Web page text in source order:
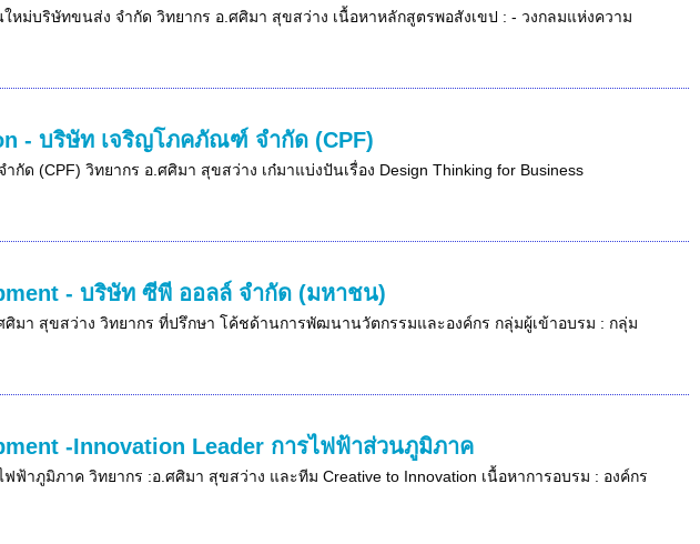
หม่บริษัทขนส่ง จำกัด วิทยากร อ.ศศิมา สุขสว่าง เนื้อหาหลักสูตรพอสังเขป : - วงกลมแห่งความ
- บริษัท เจริญโภคภัณฑ์ จำกัด (CPF)
ด (CPF) วิทยากร อ.ศศิมา สุขสว่าง เก๋มาแบ่งปันเรื่อง Design Thinking for Business
- บริษัท ซีพี ออลล์ จำกัด (มหาชน)
ศิมา สุขสว่าง วิทยากร ที่ปรึกษา โค้ชด้านการพัฒนานวัตกรรมและองค์กร กลุ่มผู้เข้าอบรม : กลุ่ม
-Innovation Leader การไฟฟ้าส่วนภูมิภาค
ฟ้าภูมิภาค วิทยากร :อ.ศศิมา สุขสว่าง และทีม Creative to Innovation เนื้อหาการอบรม : องค์กร